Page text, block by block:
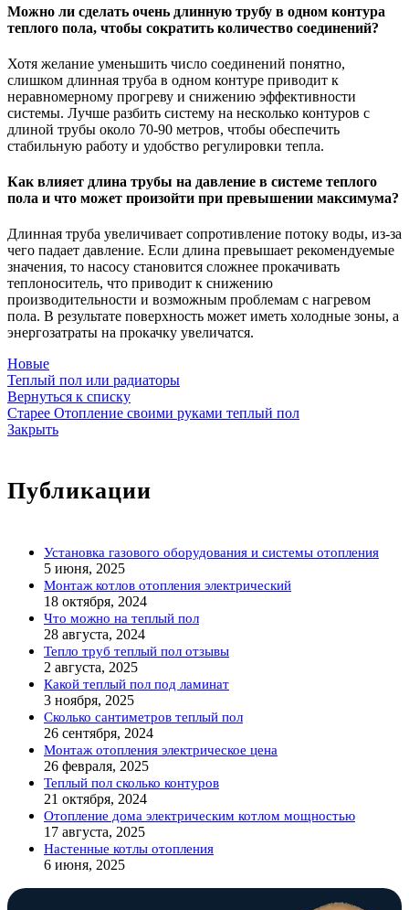
Можно ли сделать очень длинную трубу в одном контура
теплого пола, чтобы сократить количество соединений?
Хотя желание уменьшить число соединений понятно,
слишком длинная труба в одном контуре приводит к
неравномерному прогреву и снижению эффективности
системы. Лучше разбить систему на несколько контуров с
длиной трубы около 70-90 метров, чтобы обеспечить
стабильную работу и удобство регулировки тепла.
Как влияет длина трубы на давление в системе теплого
пола и что может произойти при превышении максимума?
Длинная труба увеличивает сопротивление потоку воды, из-за
чего падает давление. Если длина превышает рекомендуемые
значения, то насосу становится сложнее прокачивать
теплоноситель, что приводит к снижению
производительности и возможным проблемам с нагревом
пола. В результате поверхность может иметь холодные зоны, а
энергозатраты на прокачку увеличатся.
Новые
Теплый пол или радиаторы
Вернуться к списку
Старее Отопление своими руками теплый пол
Закрыть
Публикации
Установка газового оборудования и системы отопления
5 июня, 2025
Монтаж котлов отопления электрический
18 октября, 2024
Что можно на теплый пол
28 августа, 2024
Тепло труб теплый пол отзывы
2 августа, 2025
Какой теплый пол под ламинат
3 ноября, 2025
Сколько сантиметров теплый пол
26 сентября, 2024
Монтаж отопления электрическое цена
26 февраля, 2025
Теплый пол сколько контуров
21 октября, 2024
Отопление дома электрическим котлом мощностью
17 августа, 2025
Настенные котлы отопления
6 июня, 2025